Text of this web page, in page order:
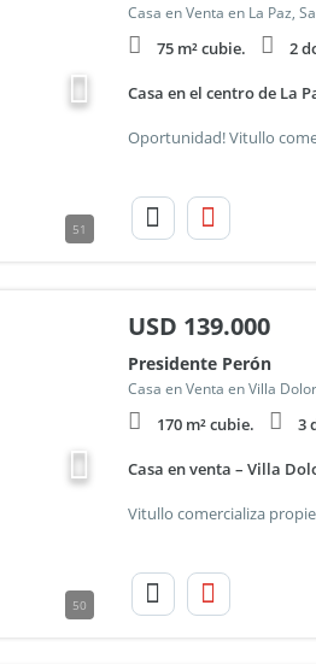
51
Casa en Venta en La Paz,
75 m² cubie. 2
Casa en el centro de La
50
USD 139.000
Presidente Perón
Casa en Venta en Villa
170 m² cubie. 3
Casa en venta – Villa